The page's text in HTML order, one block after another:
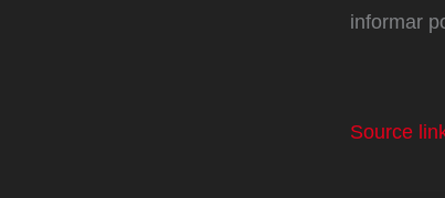
informar
Source